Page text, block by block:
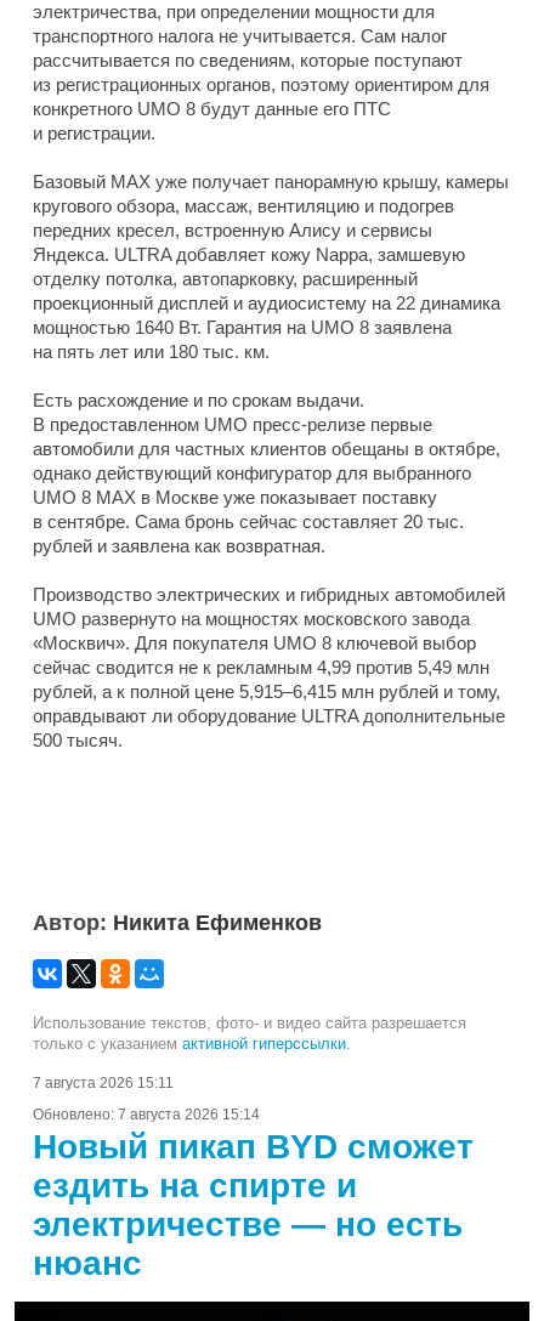
электричества, при определении мощности для
транспортного налога не учитывается. Сам налог
рассчитывается по сведениям, которые поступают
из регистрационных органов, поэтому ориентиром для
конкретного UMO 8 будут данные его ПТС
и регистрации.
Базовый MAX уже получает панорамную крышу, камеры
кругового обзора, массаж, вентиляцию и подогрев
передних кресел, встроенную Алису и сервисы
Яндекса. ULTRA добавляет кожу Nappa, замшевую
отделку потолка, автопарковку, расширенный
проекционный дисплей и аудиосистему на 22 динамика
мощностью 1640 Вт. Гарантия на UMO 8 заявлена
на пять лет или 180 тыс. км.
Есть расхождение и по срокам выдачи.
В предоставленном UMO пресс-релизе первые
автомобили для частных клиентов обещаны в октябре,
однако действующий конфигуратор для выбранного
UMO 8 MAX в Москве уже показывает поставку
в сентябре. Сама бронь сейчас составляет 20 тыс.
рублей и заявлена как возвратная.
Производство электрических и гибридных автомобилей
UMO развернуто на мощностях московского завода
«Москвич». Для покупателя UMO 8 ключевой выбор
сейчас сводится не к рекламным 4,99 против 5,49 млн
рублей, а к полной цене 5,915–6,415 млн рублей и тому,
оправдывают ли оборудование ULTRA дополнительные
500 тысяч.
Автор: Никита Ефименков
Использование текстов, фото- и видео сайта разрешается
только с указанием активной гиперссылки.
7 августа 2026 15:11
Обновлено: 7 августа 2026 15:14
Новый пикап BYD сможет
ездить на спирте и
электричестве — но есть
нюанс